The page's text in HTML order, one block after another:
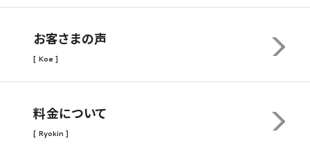
お客さまの声
[ Koe ]
料金について
[ Ryokin ]